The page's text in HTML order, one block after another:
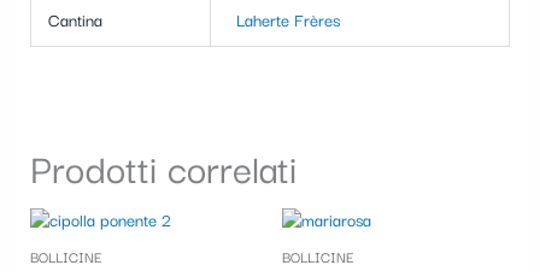
Cantina Laherte Frères
Prodotti correlati
BOLLICINE BOLLICINE